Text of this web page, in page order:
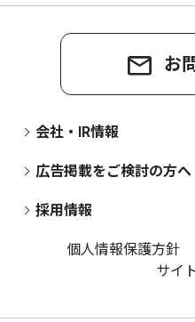
お
会社・IR情報
広告掲載をご検討の方へ
採用情報
個人情報保護方針
サイ